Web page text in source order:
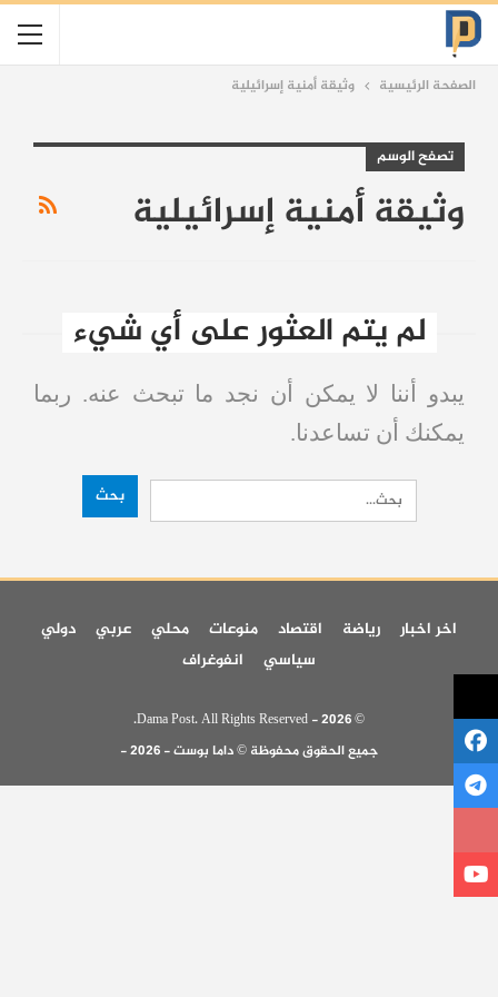
الصفحة الرئيسية وثيقة أمنية إسرائيلية
تصفح الوسم
وثيقة أمنية إسرائيلية
لم يتم العثور على أي شيء
يبدو أننا لا يمكن أن نجد ما تبحث عنه. ربما
يمكنك أن تساعدنا.
اخر اخبار رياضة اقتصاد منوعات محلي عربي
دولي
سياسي
انفوغراف
© 2026 - Dama Post. All Rights Reserved.
جميع الحقوق محفوظة © داما بوست - 2026 -